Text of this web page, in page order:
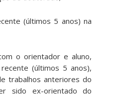
(últimos 5 anos) na
o orientador e aluno,
(últimos 5 anos),
trabalhos anteriores do
sido ex-orientado do